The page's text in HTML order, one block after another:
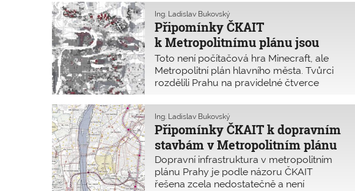
vychází z podkladů zpracovaných JUDr. Janem Marečkem
Připomínky ČKAIT
k Metropolitnímu plánu jsou
zcela zásadní
Ing. Ladislav Bukovský
Toto není počítačová hra Minecraft, ale
Metropolitní plán hlavního města. Tvůrci
rozdělili Prahu na pravidelné čtverce
neodpovídají charakteru místa, ale přesto
určují výškovou hladinu. Toto je ale jen
jedna z deseti tisíců zásadních výhrad
k nedostatkům Metropolitního plánu.
Připomínky ČKAIT k dopravním
stavbám v Metropolitním plánu
Ing. Ladislav Bukovský
Dopravní infrastruktura v metropolitním
plánu Prahy je podle názoru ČKAIT
řešena zcela nedostatečně a není